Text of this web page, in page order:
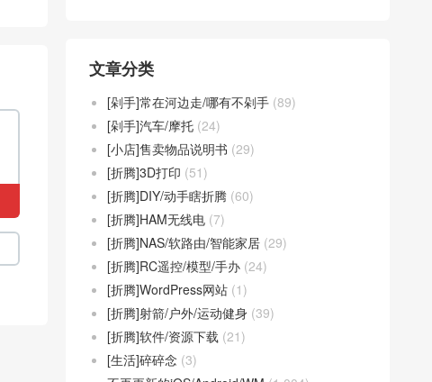
文章分类
[剁手]常在河边走/哪有不剁手 (89)
[剁手]汽车/摩托 (24)
[小店]售卖物品说明书 (29)
[折腾]3D打印 (51)
[折腾]DIY/动手瞎折腾 (60)
[折腾]HAM无线电 (7)
[折腾]NAS/软路由/智能家居 (29)
[折腾]RC遥控/模型/手办 (24)
[折腾]WordPress网站 (1)
[折腾]射箭/户外/运动健身 (39)
[折腾]软件/资源下载 (21)
[生活]碎碎念 (3)